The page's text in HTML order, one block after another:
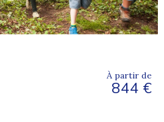
À partir de
844 €